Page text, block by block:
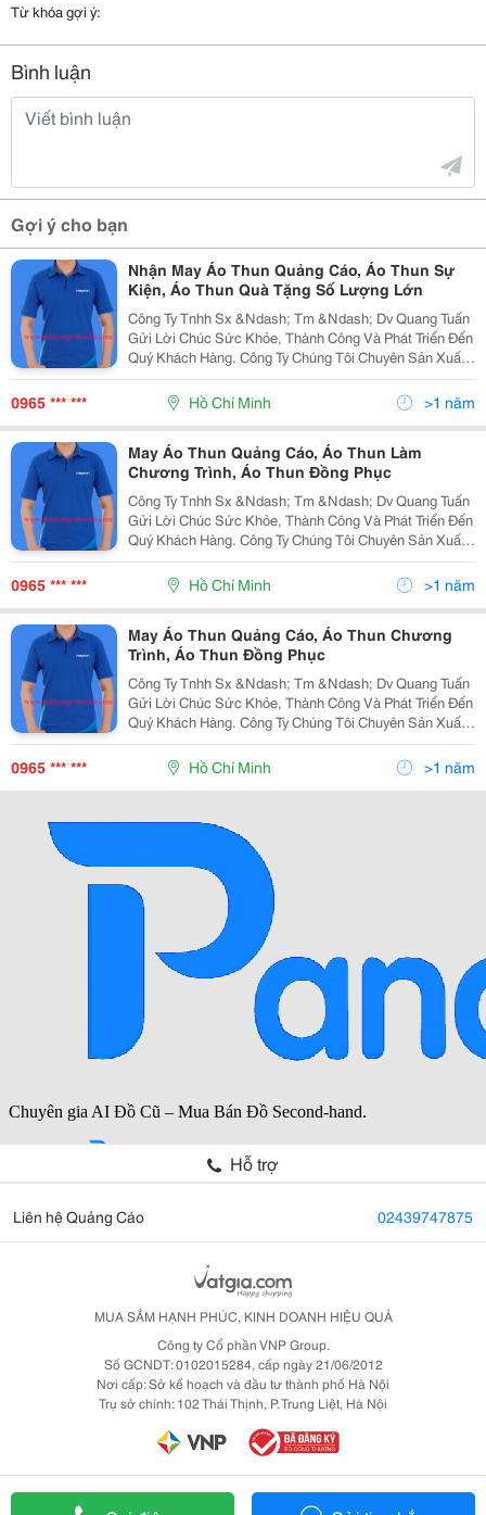
Từ khóa gợi ý:
Bình luận
Gợi ý cho bạn
Nhận May Áo Thun Quảng Cáo, Áo Thun Sự
Kiện, Áo Thun Quà Tặng Số Lượng Lớn
Công Ty Tnhh Sx &Ndash; Tm &Ndash; Dv Quang Tuấn
Gửi Lời Chúc Sức Khỏe, Thành Công Và Phát Triển Đến
Quý Khách Hàng. Công Ty Chúng Tôi Chuyên Sản Xuất
Và Cung Ứng Các Mặt Hàng Bảo Hộ Lao Động Như: -
Quần Áo: Quần Áo Bảo Hộ Lao Động, Quần Áo Jean Đ
0965 *** *** Hồ Chí Minh >1 năm
May Áo Thun Quảng Cáo, Áo Thun Làm
Chương Trình, Áo Thun Đồng Phục
Công Ty Tnhh Sx &Ndash; Tm &Ndash; Dv Quang Tuấn
Gửi Lời Chúc Sức Khỏe, Thành Công Và Phát Triển Đến
Quý Khách Hàng. Công Ty Chúng Tôi Chuyên Sản Xuất
Và Cung Ứng Các Mặt Hàng Bảo Hộ Lao Động Như: -
Quần Áo: Quần Áo Bảo Hộ Lao Động, Quần Áo Jean Đ
0965 *** *** Hồ Chí Minh >1 năm
May Áo Thun Quảng Cáo, Áo Thun Chương
Trình, Áo Thun Đồng Phục
Công Ty Tnhh Sx &Ndash; Tm &Ndash; Dv Quang Tuấn
Gửi Lời Chúc Sức Khỏe, Thành Công Và Phát Triển Đến
Quý Khách Hàng. Công Ty Chúng Tôi Chuyên Sản Xuất
Và Cung Ứng Các Mặt Hàng Bảo Hộ Lao Động Như: -
Quần Áo: Quần Áo Bảo Hộ Lao Động, Quần Áo Jean Đ
0965 *** *** Hồ Chí Minh >1 năm
Hỗ trợ
Liên hệ Quảng Cáo 02439747875
MUA SẮM HẠNH PHÚC, KINH DOANH HIỆU QUẢ
Công ty Cổ phần VNP Group.
Số GCNDT: 0102015284, cấp ngày 21/06/2012
Nơi cấp: Sở kế hoạch và đầu tư thành phố Hà Nội
Trụ sở chính: 102 Thái Thịnh, P. Trung Liệt, Hà Nội